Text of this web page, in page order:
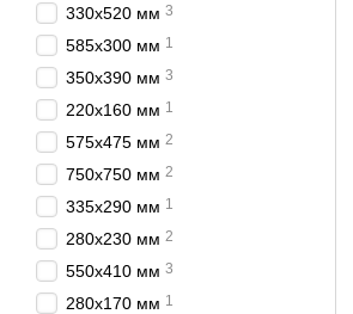
330х520 мм 3
585х300 мм 1
350х390 мм 3
220х160 мм 1
575х475 мм 2
750х750 мм 2
335х290 мм 1
280х230 мм 2
550х410 мм 3
280х170 мм 1